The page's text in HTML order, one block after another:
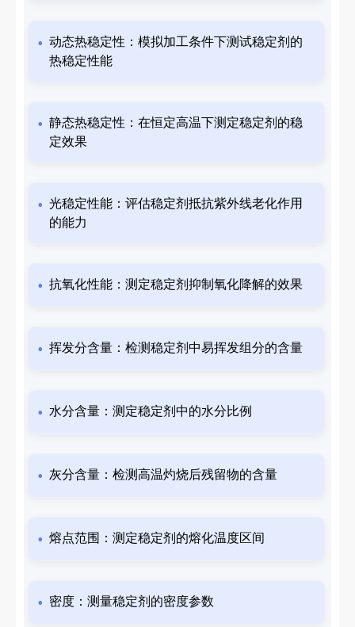
动态热稳定性：模拟加工条件下测试稳定剂的
热稳定性能
静态热稳定性：在恒定高温下测定稳定剂的稳
定效果
光稳定性能：评估稳定剂抵抗紫外线老化作用
的能力
抗氧化性能：测定稳定剂抑制氧化降解的效果
挥发分含量：检测稳定剂中易挥发组分的含量
水分含量：测定稳定剂中的水分比例
灰分含量：检测高温灼烧后残留物的含量
熔点范围：测定稳定剂的熔化温度区间
密度：测量稳定剂的密度参数